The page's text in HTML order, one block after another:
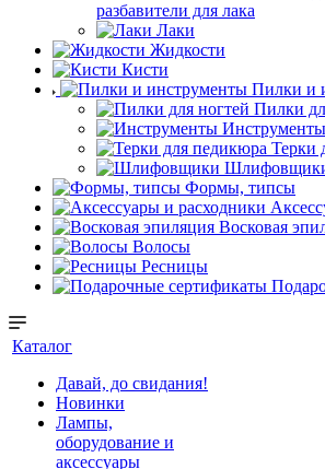
разбавители для лака
Лаки
Жидкости
Кисти
Пилки и
Пилки
Инструменты
Терки
Формы, типсы
Восковая
Волосы
Ресницы
Каталог
Давай, до свидания!
Новинки
Лампы,
оборудование и
аксессуары